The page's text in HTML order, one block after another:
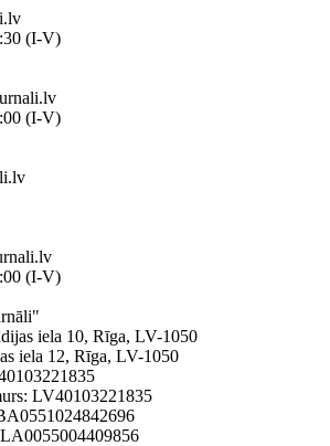
(I-V)
(I-V)
(I-V)
iela 10, Rīga, LV-1050
iela 12, Rīga, LV-1050
LV40103221835